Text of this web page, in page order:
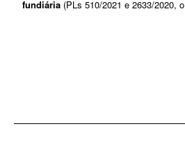
fundiária (PLs 510/2021 e 2633/2020, o